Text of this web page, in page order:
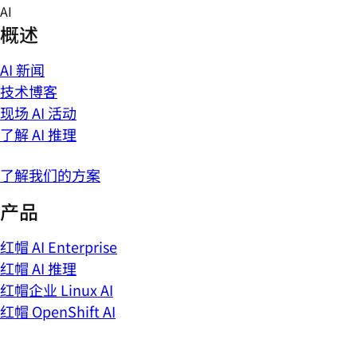
Skip
to
content
AI
概述
AI 新闻
技术博客
现场 AI 活动
了解 AI 推理
了解我们的方案
产品
红帽 AI Enterprise
红帽 AI 推理
红帽企业 Linux AI
红帽 OpenShift AI